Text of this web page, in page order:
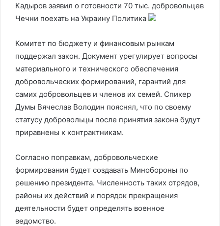
Кадыров заявил о готовности 70 тыс. добровольцев
Чечни поехать на Украину Политика
Комитет по бюджету и финансовым рынкам
поддержал закон. Документ урегулирует вопросы
материального и технического обеспечения
добровольческих формирований, гарантий для
самих добровольцев и членов их семей. Спикер
Думы Вячеслав Володин пояснял, что по своему
статусу добровольцы после принятия закона будут
приравнены к контрактникам.
Согласно поправкам, добровольческие
формирования будет создавать Минобороны по
решению президента. Численность таких отрядов,
районы их действий и порядок прекращения
деятельности будет определять военное
ведомство.